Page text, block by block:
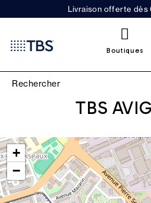
Livraison offerte dès
Boutiques
TBS
+
−